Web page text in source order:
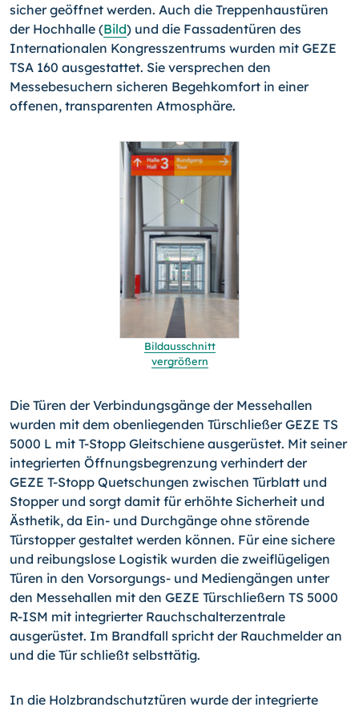
sicher geöffnet werden. Auch die Treppenhaustüren
der Hochhalle (Bild) und die Fassadentüren des
Internationalen Kongresszentrums wurden mit GEZE
TSA 160 ausgestattet. Sie versprechen den
Messebesuchern sicheren Begehkomfort in einer
offenen, transparenten Atmosphäre.
Bildausschnitt
vergrößern
Die Türen der Verbindungsgänge der Messehallen
wurden mit dem obenliegenden Türschließer GEZE TS
5000 L mit T-Stopp Gleitschiene ausgerüstet. Mit seiner
integrierten Öffnungsbegrenzung verhindert der
GEZE T-Stopp Quetschungen zwischen Türblatt und
Stopper und sorgt damit für erhöhte Sicherheit und
Ästhetik, da Ein- und Durchgänge ohne störende
Türstopper gestaltet werden können. Für eine sichere
und reibungslose Logistik wurden die zweiflügeligen
Türen in den Vorsorgungs- und Mediengängen unter
den Messehallen mit den GEZE Türschließern TS 5000
R-ISM mit integrierter Rauchschalterzentrale
ausgerüstet. Im Brandfall spricht der Rauchmelder an
und die Tür schließt selbsttätig.
In die Holzbrandschutztüren wurde der integrierte